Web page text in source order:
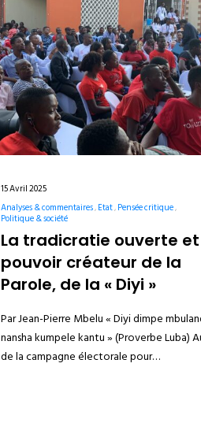
15 Avril 2025
Analyses & commentaires Etat Pensée critique
Politique & société
La tradicratie ouverte
pouvoir créateur de la
Parole, de la « Diyi »
Par Jean-Pierre Mbelu « Diyi dimpe
nansha kumpele kantu » (Proverbe Luba)
de la campagne électorale pour…